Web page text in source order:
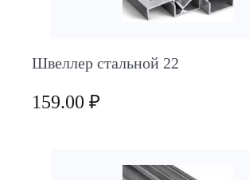
Швеллер стальной 22
159.00 ₽